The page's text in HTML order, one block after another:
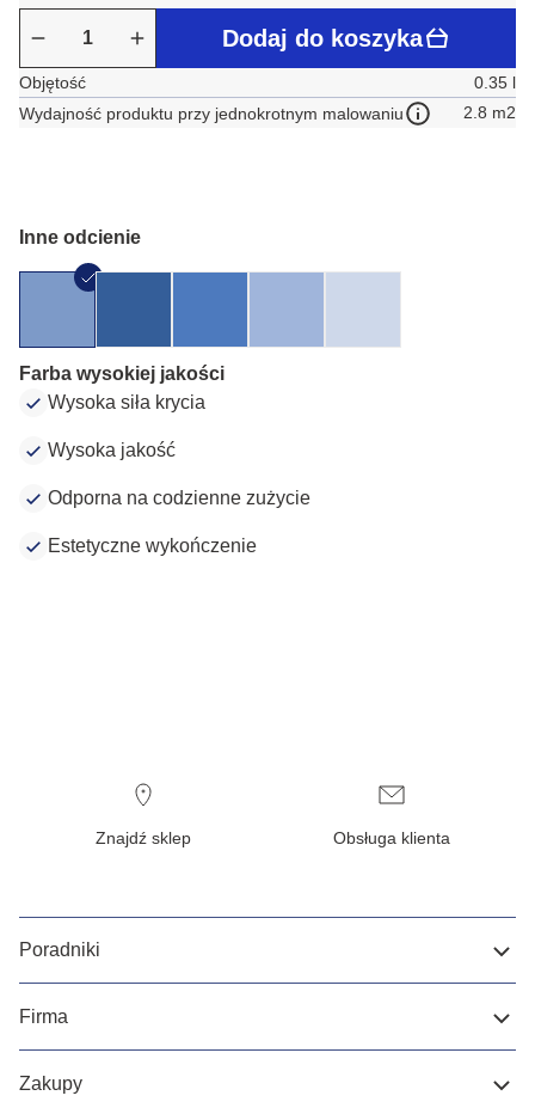
Dodaj do koszyka
Objętość
0.35 l
Wydajność produktu przy jednokrotnym malowaniu
2.8 m2
Inne odcienie
Farba wysokiej jakości
Wysoka siła krycia
Wysoka jakość
Odporna na codzienne zużycie
Estetyczne wykończenie
Znajdź sklep Obsługa klienta
Poradniki
Firma
Zakupy